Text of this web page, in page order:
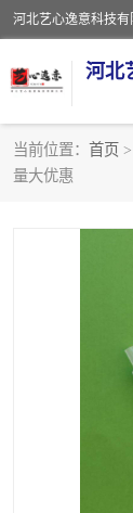
河北
当前位置： 首页 >
量大优惠
固相萃取柱
ELISA试剂